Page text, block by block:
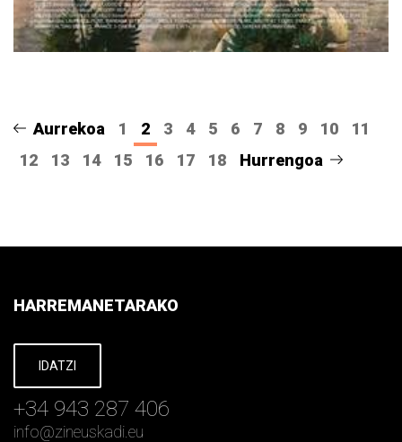
Aurrekoa 1 2 3 4 5 6 7 8 9 10
11
12
13 14 15 16 17 18 Hurrengoa
HARREMANETARAKO
IDATZI
+34 943 287 406
info@zineuskadi.eu